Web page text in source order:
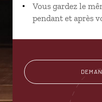
Vous gardez le
pendant et après